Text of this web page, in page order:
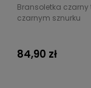
Bransoletka
czarnym sznurku
84,90 zł